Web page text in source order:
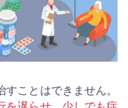
ことはできません。